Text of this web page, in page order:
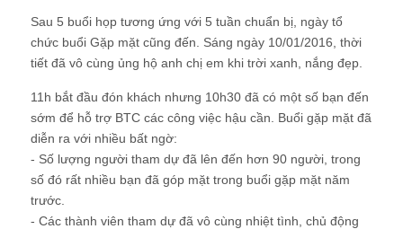
Sau 5 buổi họp tương ứng với 5 tuần chuẩn bị, ngày tổ
chức buổi Gặp mặt cũng đến. Sáng ngày 10/01/2016, thời
tiết đã vô cùng ủng hộ anh chị em khi trời xanh, nắng đẹp.
11h bắt đầu đón khách nhưng 10h30 đã có một số bạn đến
sớm để hỗ trợ BTC các công việc hậu cần. Buổi gặp mặt đã
diễn ra với nhiều bất ngờ:
- Số lượng người tham dự đã lên đến hơn 90 người, trong
số đó rất nhiều bạn đã góp mặt trong buổi gặp mặt năm
trước.
- Các thành viên tham dự đã vô cùng nhiệt tình, chủ động